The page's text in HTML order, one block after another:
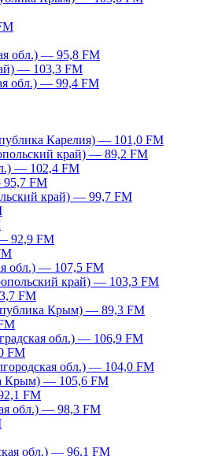
обл.) — 95,8 FM
— 103,3 FM
обл.) — 99,4 FM
Карелия) — 101,0 FM
край) — 89,2 FM
— 102,4 FM
FM
край) — 99,7 FM
92,9 FM
обл.) — 107,5 FM
край) — 103,3 FM
FM
Крым) — 89,3 FM
обл.) — 106,9 FM
FM
обл.) — 104,0 FM
Крым) — 105,6 FM
FM
обл.) — 98,3 FM
обл.) — 96,1 FM